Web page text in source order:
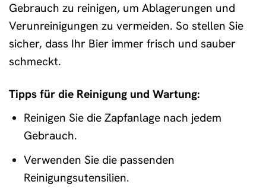
Gebrauch zu reinigen, um Ablagerungen und
Verunreinigungen zu vermeiden. So stellen Sie
sicher, dass Ihr Bier immer frisch und sauber
schmeckt.
Tipps für die Reinigung und Wartung:
Reinigen Sie die Zapfanlage nach jedem
Gebrauch.
Verwenden Sie die passenden
Reinigungsutensilien.